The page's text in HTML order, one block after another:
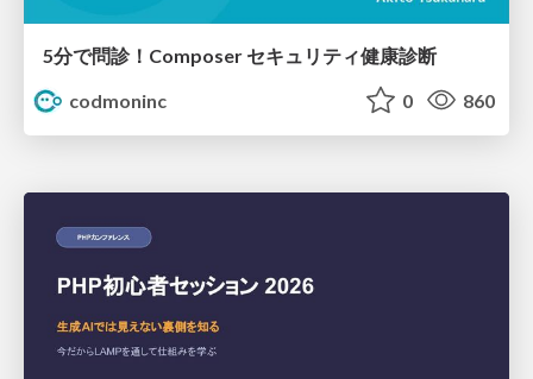
5分で問診！Composer セキュリティ健康診断
codmoninc
0 860